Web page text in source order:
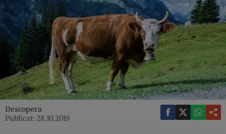
Descopera
Publicat: 28.10.2019